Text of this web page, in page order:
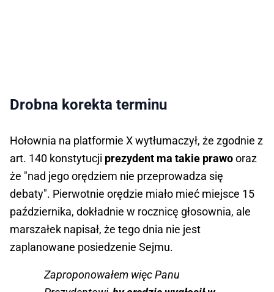
Drobna korekta terminu
Hołownia na platformie X wytłumaczył, że zgodnie z
art. 140 konstytucji prezydent ma takie prawooraz
że "nad jego orędziem nie przeprowadza się
debaty". Pierwotnie orędzie miało mieć miejsce 15
października, dokładnie w rocznicę głosownia, ale
marszałek napisał, że tego dnia nie jest
zaplanowane posiedzenie Sejmu.
Zaproponowałem więc Panu